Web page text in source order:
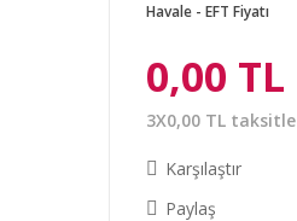
Havale - EFT Fiyatı
0,00 TL
3X0,00 TL taksitle
Karşılaştır
Paylaş